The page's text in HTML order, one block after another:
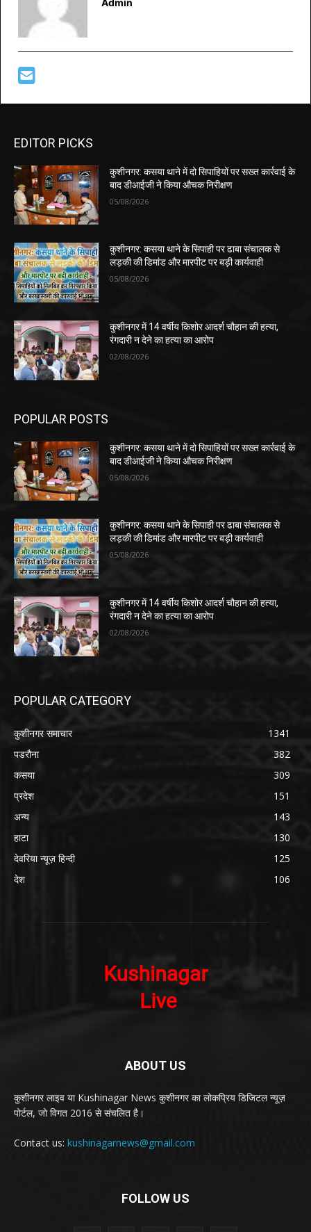
Admin
EDITOR PICKS
कुशीनगर: कसया थाने में दो सिपाहियों पर सख्त कार्रवाई के
बाद डीआईजी ने किया औचक निरीक्षण
05/08/2026
कुशीनगर: कसया थाने के सिपाही पर ढाबा संचालक से
लड़की की डिमांड और मारपीट पर बड़ी कार्यवाही
05/08/2026
कुशीनगर में 14 वर्षीय किशोर आदर्श चौहान की हत्या,
रंगदारी न देने का हत्या का आरोप
02/08/2026
POPULAR POSTS
कुशीनगर: कसया थाने में दो सिपाहियों पर सख्त कार्रवाई के
बाद डीआईजी ने किया औचक निरीक्षण
05/08/2026
कुशीनगर: कसया थाने के सिपाही पर ढाबा संचालक से
लड़की की डिमांड और मारपीट पर बड़ी कार्यवाही
05/08/2026
कुशीनगर में 14 वर्षीय किशोर आदर्श चौहान की हत्या,
रंगदारी न देने का हत्या का आरोप
02/08/2026
POPULAR CATEGORY
कुशीनगर समाचार
1341
पडरौना
382
कसया
309
प्रदेश
151
अन्य
143
हाटा
130
देवरिया न्यूज़ हिन्दी
125
देश
106
ABOUT US
कुशीनगर लाइव या Kushinagar News कुशीनगर का लोकप्रिय डिजिटल न्यूज़
पोर्टल, जो विगत 2016 से संचलित है।
Contact us: kushinagarnews@gmail.com
FOLLOW US